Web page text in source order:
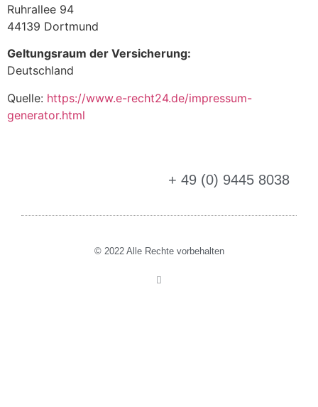
Ruhrallee 94
44139 Dortmund
Geltungsraum der Versicherung:
Deutschland
Quelle: https://www.e-recht24.de/impressum-
generator.html
+ 49 (0) 9445 8038
© 2022 Alle Rechte vorbehalten